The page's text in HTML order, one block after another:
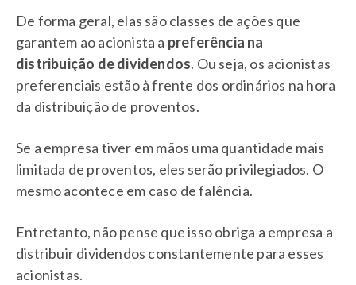
De forma geral, elas são classes de ações que
garantem ao acionista a preferência na
distribuição de dividendos. Ou seja, os acionistas
preferenciais estão à frente dos ordinários na hora
da distribuição de proventos.
Se a empresa tiver em mãos uma quantidade mais
limitada de proventos, eles serão privilegiados. O
mesmo acontece em caso de falência.
Entretanto, não pense que isso obriga a empresa a
distribuir dividendos constantemente para esses
acionistas.